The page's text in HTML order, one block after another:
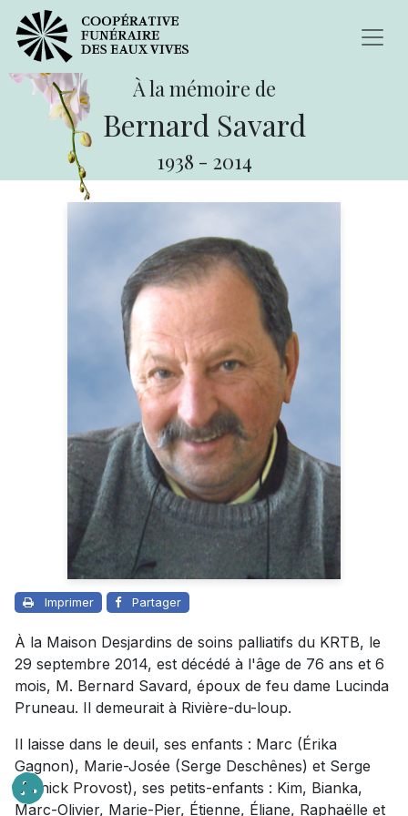
À la mémoire de
Bernard Savard
1938 - 2014
Imprimer Partager
À la Maison Desjardins de soins palliatifs du KRTB, le
29 septembre 2014, est décédé à l'âge de 76 ans et 6
mois, M. Bernard Savard, époux de feu dame Lucinda
Pruneau. Il demeurait à Rivière-du-loup.
Il laisse dans le deuil, ses enfants : Marc (Érika
Gagnon), Marie-Josée (Serge Deschênes) et Serge
(Annick Provost), ses petits-enfants : Kim, Bianka,
Marc-Olivier, Marie-Pier, Étienne, Éliane, Raphaëlle et